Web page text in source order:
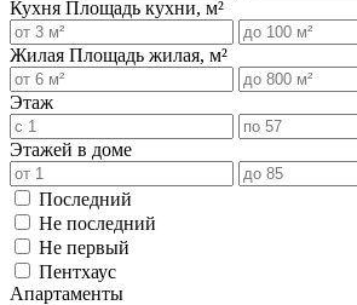
Кухня Площадь кухни, м²
Жилая Площадь жилая, м²
Этаж
Этажей в доме
Последний
Не последний
Не первый
Пентхаус
Апартаменты